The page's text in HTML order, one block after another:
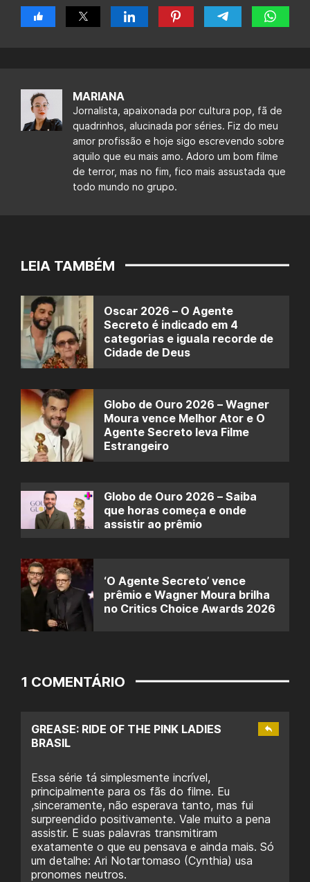
MARIANA
Jornalista, apaixonada por cultura pop, fã de
quadrinhos, alucinada por séries. Fiz do meu
amor profissão e hoje sigo escrevendo sobre
aquilo que eu mais amo. Adoro um bom filme
de terror, mas no fim, fico mais assustada que
todo mundo no grupo.
LEIA TAMBÉM
Oscar 2026 – O Agente
Secreto é indicado em 4
categorias e iguala recorde de
Cidade de Deus
Globo de Ouro 2026 – Wagner
Moura vence Melhor Ator e O
Agente Secreto leva Filme
Estrangeiro
Globo de Ouro 2026 – Saiba
que horas começa e onde
assistir ao prêmio
‘O Agente Secreto’ vence
prêmio e Wagner Moura brilha
no Critics Choice Awards 2026
1 COMENTÁRIO
GREASE: RIDE OF THE PINK LADIES
BRASIL
Essa série tá simplesmente incrível,
principalmente para os fãs do filme. Eu
,sinceramente, não esperava tanto, mas fui
surpreendido positivamente. Vale muito a pena
assistir. E suas palavras transmitiram
exatamente o que eu pensava e ainda mais. Só
um detalhe: Ari Notartomaso (Cynthia) usa
pronomes neutros.